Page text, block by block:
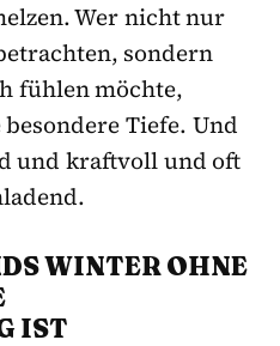
Wer nicht nur
sondern
fühlen möchte,
Tiefe. Und
und kraftvoll und oft
WINTER OHNE
IST